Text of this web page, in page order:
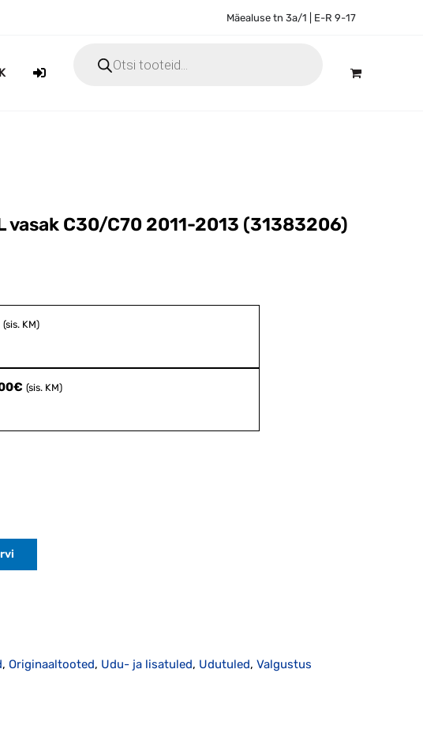
Mäealuse tn 3a/1 | E-R 9-17
search
vasak C30/C70 2011-2013 (31383206)
(sis. KM)
€ (sis. KM)
, Originaaltooted, Udu- ja lisatuled, Udutuled, Valgustus